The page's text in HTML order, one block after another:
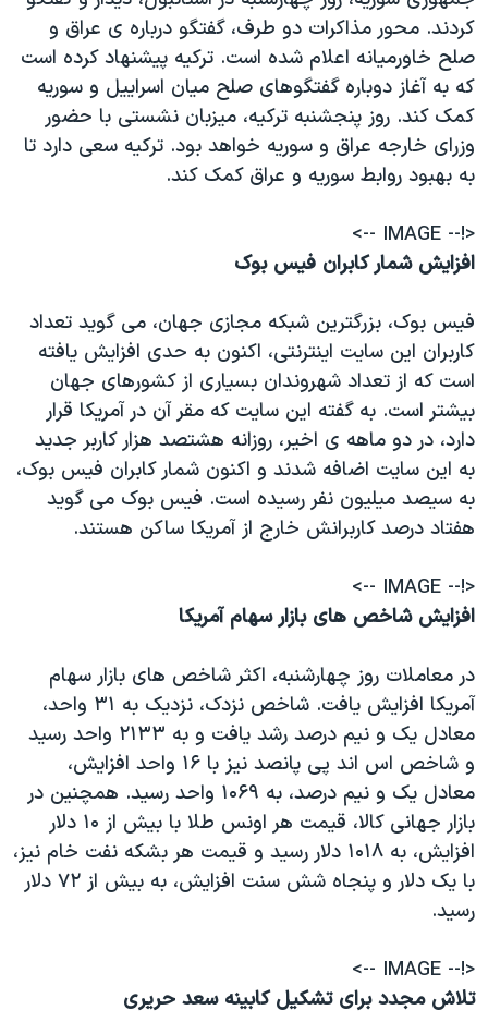
کردند. محور مذاکرات دو طرف، گفتگو درباره ی عراق و
صلح خاورمیانه اعلام شده است. ترکیه پیشنهاد کرده است
که به آغاز دوباره گفتگوهای صلح میان اسراییل و سوریه
کمک کند. روز پنجشنبه ترکیه، میزبان نشستی با حضور
وزرای خارجه عراق و سوریه خواهد بود. ترکیه سعی دارد تا
به بهبود روابط سوریه و عراق کمک کند.
<!-- IMAGE -->
افزايش شمار کابران فیس بوک
فیس بوک، بزرگترین شبکه مجازی جهان، می گوید تعداد
کاربران این سایت اینترنتی، اکنون به حدی افزایش یافته
است که از تعداد شهروندان بسیاری از کشورهای جهان
بیشتر است. به گفته این سایت که مقر آن در آمریکا قرار
دارد، در دو ماهه ی اخیر، روزانه هشتصد هزار کاربر جدید
به این سایت اضافه شدند و اکنون شمار کابران فیس بوک،
به سیصد میلیون نفر رسیده است. فیس بوک می گوید
هفتاد درصد کاربرانش خارج از آمریکا ساکن هستند.
<!-- IMAGE -->
افزایش شاخص های بازار سهام آمریکا
در معاملات روز چهارشنبه، اکثر شاخص های بازار سهام
آمریکا افزایش یافت. شاخص نزدک، نزدیک به ۳۱ واحد،
معادل یک و نیم درصد رشد یافت و به ۲۱۳۳ واحد رسید
و شاخص اس اند پی پانصد نیز با ۱۶ واحد افزایش،
معادل یک و نیم درصد، به ۱۰۶۹ واحد رسید. همچنین در
بازار جهانی کالا، قیمت هر اونس طلا با بیش از ۱۰ دلار
افزایش، به ۱۰۱۸ دلار رسید و قیمت هر بشکه نفت خام نیز،
با یک دلار و پنجاه شش سنت افزایش، به بیش از ٧۲ دلار
رسید.
<!-- IMAGE -->
تلاش مجدد برای تشکيل کابينه سعد حريری